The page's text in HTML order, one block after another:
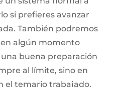
si prefieres avanzar
También podremos
en algún momento
buena preparación
al límite, sino en
el temario trabajado,